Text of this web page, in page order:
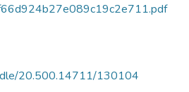
20.500.14711/130104